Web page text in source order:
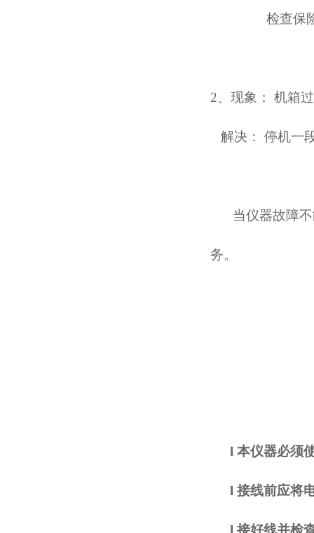
检查保
2、 现象： 机箱
解决： 停机一
当仪器故障
务。
l 本仪器必须
l 接线前应将
l 接好线并检